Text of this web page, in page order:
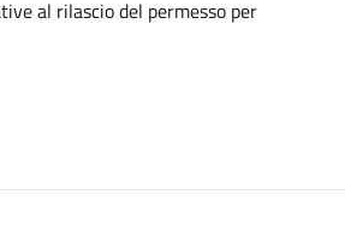
al rilascio del permesso per